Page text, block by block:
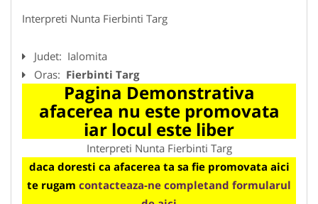
Interpreti Nunta Fierbinti Targ
Judet: Ialomita
Oras: Fierbinti Targ
Pagina Demonstrativa
afacerea nu este promovata
iar locul este liber
Interpreti Nunta Fierbinti Targ
daca doresti ca afacerea ta sa fie promovata aici
te rugam contacteaza-ne completand formularul